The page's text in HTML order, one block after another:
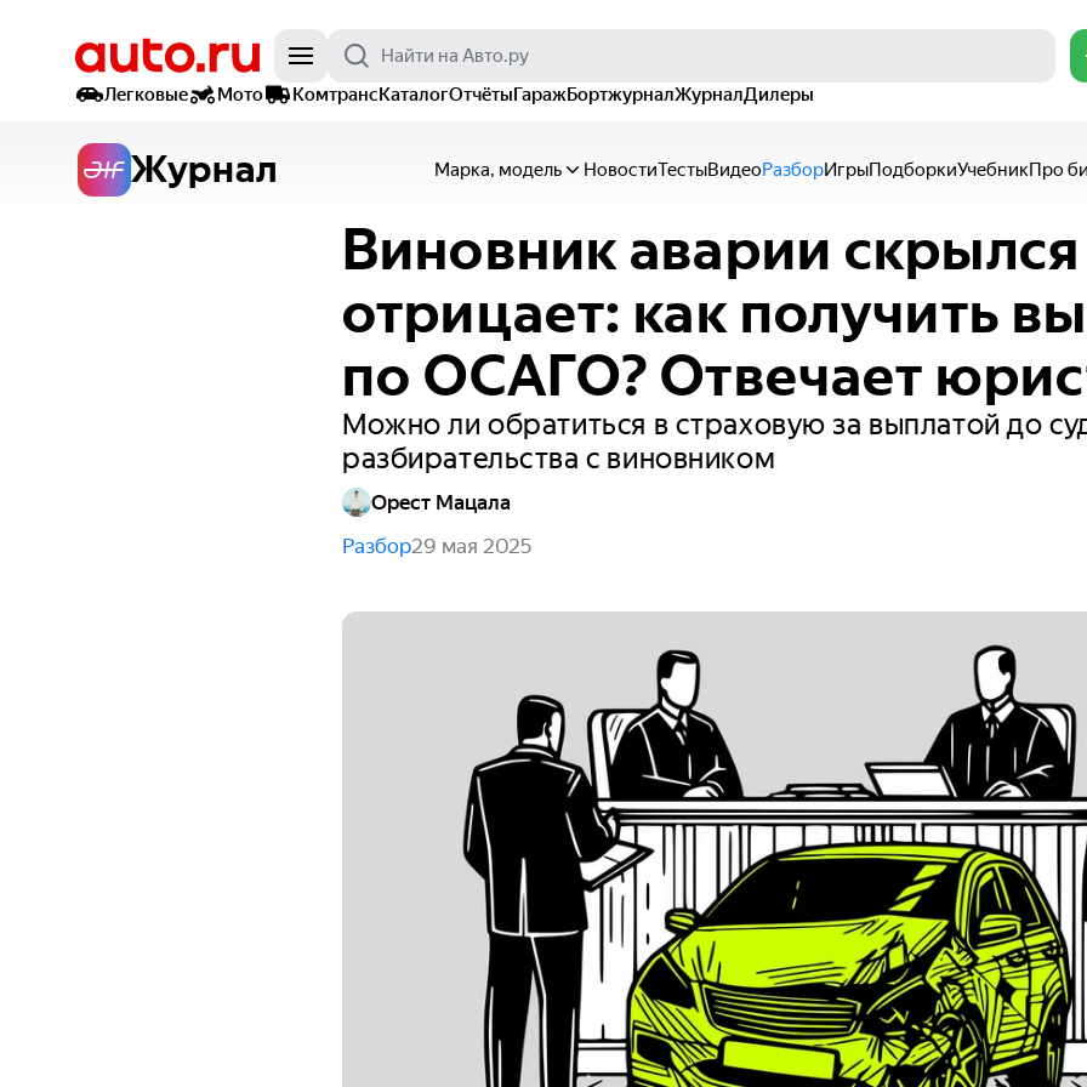
Легковые Мото КомтрансКаталогОтчётыГаражБортжурналЖурналДилеры
Журнал Марка, модель НовостиТестыВидеоРазборИгрыПодборкиУчебникПро
Виновник аварии скрылся
отрицает: как получить
по ОСАГО? Отвечает
Можно ли обратиться в страховую за выплатой до
разбирательства с виновником
Орест Мацала
Разбор29 мая 2025